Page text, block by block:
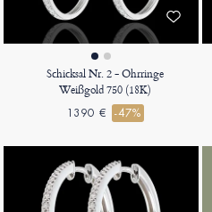
Schicksal Nr. 2 - Ohrringe
Weißgold 750 (18K)
1390 € -47%